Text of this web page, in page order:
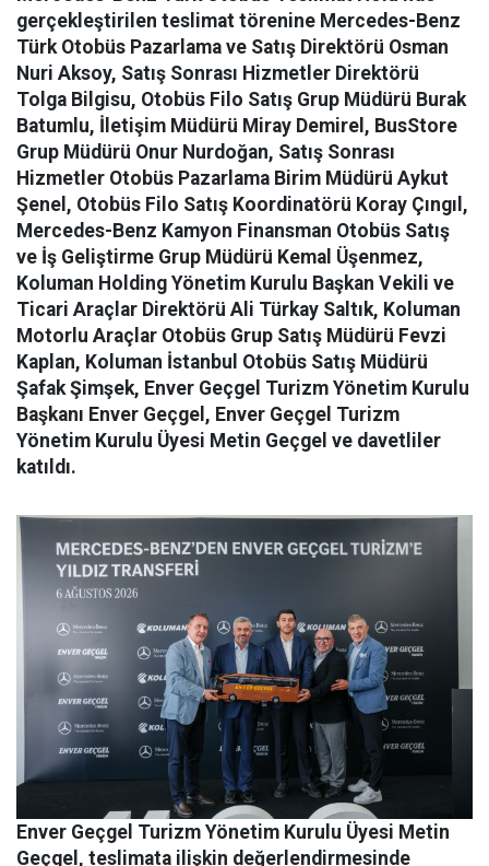
gerçekleştirilen teslimat törenine Mercedes-Benz
Türk Otobüs Pazarlama ve Satış Direktörü Osman
Nuri Aksoy, Satış Sonrası Hizmetler Direktörü
Tolga Bilgisu, Otobüs Filo Satış Grup Müdürü Burak
Batumlu, İletişim Müdürü Miray Demirel, BusStore
Grup Müdürü Onur Nurdoğan, Satış Sonrası
Hizmetler Otobüs Pazarlama Birim Müdürü Aykut
Şenel, Otobüs Filo Satış Koordinatörü Koray Çıngıl,
Mercedes-Benz Kamyon Finansman Otobüs Satış
ve İş Geliştirme Grup Müdürü Kemal Üşenmez,
Koluman Holding Yönetim Kurulu Başkan Vekili ve
Ticari Araçlar Direktörü Ali Türkay Saltık, Koluman
Motorlu Araçlar Otobüs Grup Satış Müdürü Fevzi
Kaplan, Koluman İstanbul Otobüs Satış Müdürü
Şafak Şimşek, Enver Geçgel Turizm Yönetim Kurulu
Başkanı Enver Geçgel, Enver Geçgel Turizm
Yönetim Kurulu Üyesi Metin Geçgel ve davetliler
katıldı.
Enver Geçgel Turizm Yönetim Kurulu Üyesi Metin
Geçgel , teslimata ilişkin değerlendirmesinde